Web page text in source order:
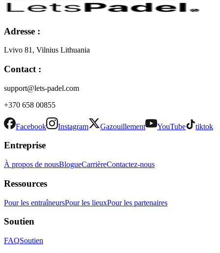
Adresse :
Lvivo 81, Vilnius Lithuania
Contact :
support@lets-padel.com
+370 658 00855
Facebook Instagram Gazouillement YouTube tiktok
Entreprise
À propos de nousBlogueCarrièreContactez-nous
Ressources
Pour les entraîneursPour les lieuxPour les partenaires
Soutien
FAQSoutien